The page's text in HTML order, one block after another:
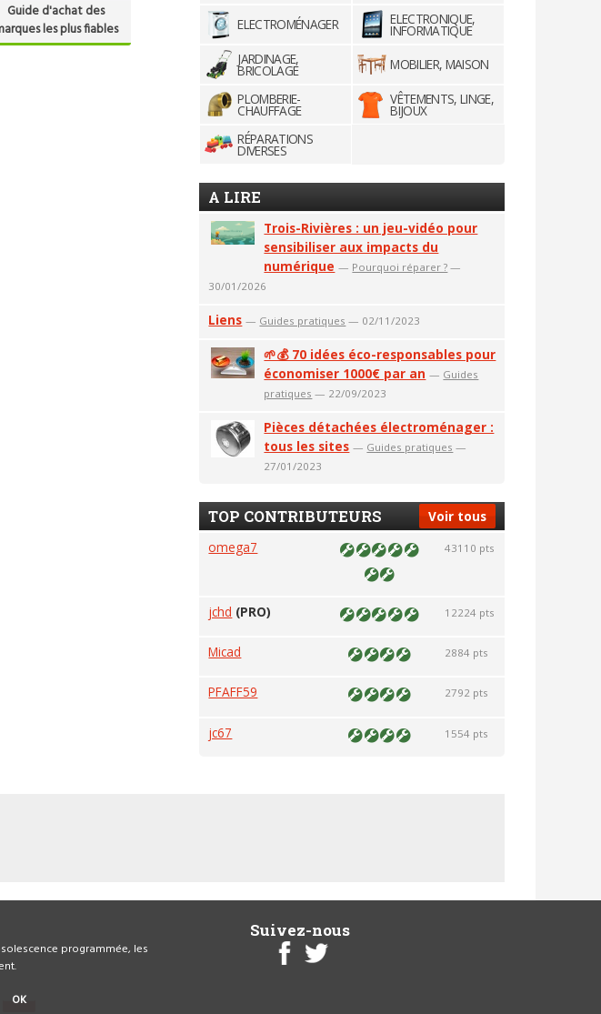
Guide d'achat des
les plus fiables
ELECTROMÉNAGER ELECTRONIQUE,
INFORMATIQUE
JARDINAGE,
BRICOLAGE
MOBILIER, MAISON
PLOMBERIE-
CHAUFFAGE
VÊTEMENTS, LINGE,
BIJOUX
RÉPARATIONS
DIVERSES
A LIRE
Trois-Rivières : un jeu-vidéo pour
sensibiliser aux impacts du
numérique — Pourquoi réparer ? —
30/01/2026
Liens — Guides pratiques — 02/11/2023
🌱💰 70 idées éco-responsables pour
économiser 1000€ par an — Guides
pratiques — 22/09/2023
Pièces détachées électroménager :
tous les sites — Guides pratiques —
27/01/2023
Voir tous
TOP CONTRIBUTEURS
omega7 43110 pts
jchd (PRO) 12224 pts
Micad 2884 pts
PFAFF59 2792 pts
jc67 1554 pts
programmée, les
OK
Suivez-nous